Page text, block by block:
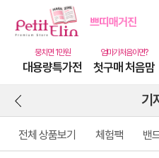
대용량특가전 첫구매 처음맘
기
전체 상품보기 체험팩 밴